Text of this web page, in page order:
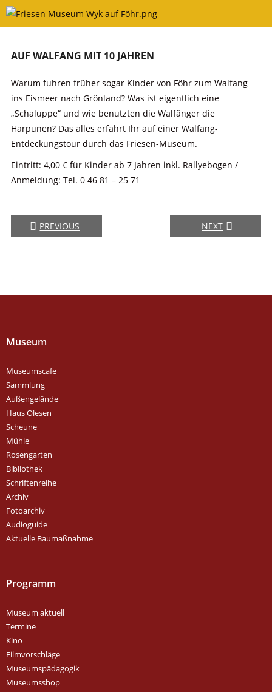
Skip
AUF WALFANG MIT 10 JAHREN
Warum fuhren früher sogar Kinder von Föhr zum Walfang
ins Eismeer nach Grönland? Was ist eigentlich eine
„Schaluppe“ und wie benutzten die Walfänger die
Harpunen? Das alles erfahrt Ihr auf einer Walfang-
Entdeckungstour durch das Friesen-Museum.
Eintritt: 4,00 € für Kinder ab 7 Jahren inkl. Rallyebogen /
Anmeldung: Tel. 0 46 81 – 25 71
PREVIOUS NEXT
Museum
Museumscafe
Sammlung
Außengelände
Haus Olesen
Scheune
Mühle
Rosengarten
Bibliothek
Schriftenreihe
Archiv
Fotoarchiv
Audioguide
Aktuelle Baumaßnahme
Programm
Museum aktuell
Termine
Kino
Filmvorschläge
Museumspädagogik
Museumsshop